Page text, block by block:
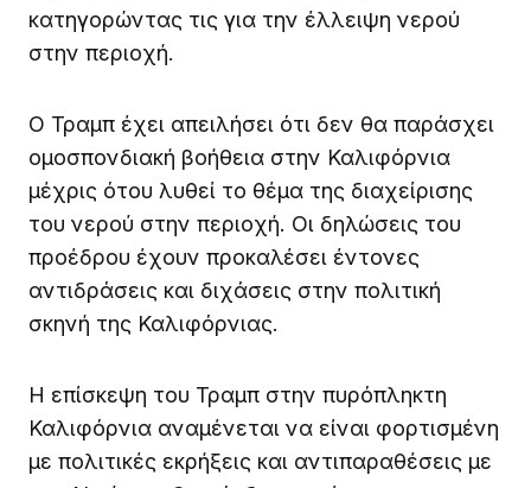
κατηγορώντας τις για την έλλειψη νερού
στην περιοχή.
Ο Τραμπ έχει απειλήσει ότι δεν θα παράσχει
ομοσπονδιακή βοήθεια στην Καλιφόρνια
μέχρις ότου λυθεί το θέμα της διαχείρισης
του νερού στην περιοχή. Οι δηλώσεις του
προέδρου έχουν προκαλέσει έντονες
αντιδράσεις και διχάσεις στην πολιτική
σκηνή της Καλιφόρνιας.
Η επίσκεψη του Τραμπ στην πυρόπληκτη
Καλιφόρνια αναμένεται να είναι φορτισμένη
με πολιτικές εκρήξεις και αντιπαραθέσεις με